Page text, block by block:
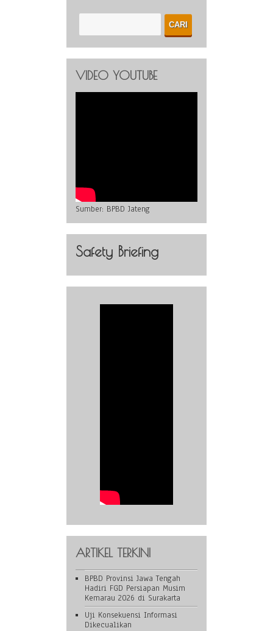
VIDEO YOUTUBE
Sumber: BPBD Jateng
Safety Briefing
ARTIKEL TERKINI
BPBD Provinsi Jawa Tengah
Hadiri FGD Persiapan Musim
Kemarau 2026 di Surakarta
Uji Konsekuensi Informasi
Dikecualikan